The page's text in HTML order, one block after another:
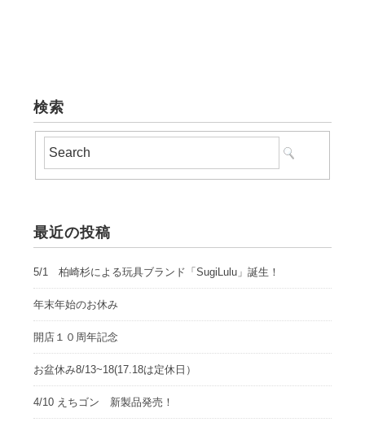
検索
最近の投稿
5/1 柏崎杉による玩具ブランド「SugiLulu」誕生！
年末年始のお休み
開店１０周年記念
お盆休み8/13~18(17.18は定休日）
4/10 えちゴン 新製品発売！